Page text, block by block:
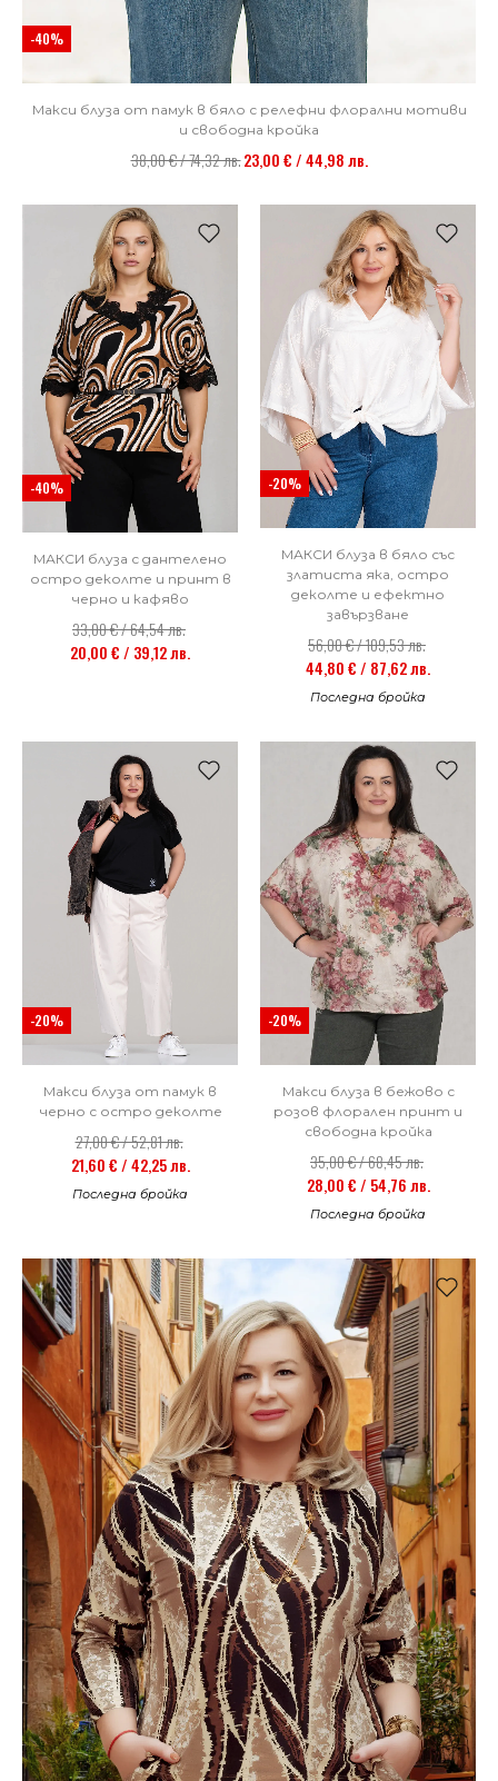
-40%
Макси блуза от памук в бяло с релефни флорални мотиви
и свободна кройка
38,00 € / 74,32 лв.23,00 € / 44,98 лв.
-40%
МАКСИ блуза с дантелено
остро деколте и принт в
черно и кафяво
33,00 € / 64,54 лв.
20,00 € / 39,12 лв.
-20%
МАКСИ блуза в бяло със
златиста яка, остро
деколте и ефектно
завързване
56,00 € / 109,53 лв.
44,80 € / 87,62 лв.
Последна бройка
-20%
Макси блуза от памук в
черно с остро деколте
27,00 € / 52,81 лв.
21,60 € / 42,25 лв.
Последна бройка
-20%
Макси блуза в бежово с
розов флорален принт и
свободна кройка
35,00 € / 68,45 лв.
28,00 € / 54,76 лв.
Последна бройка